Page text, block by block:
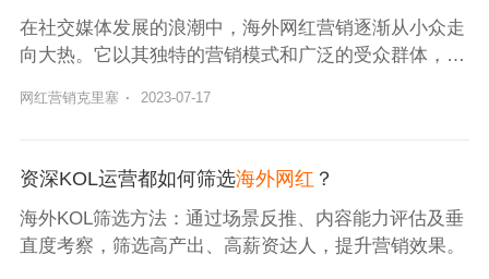
在社交媒体发展的浪潮中，海外网红营销逐渐从小众走
向大热。它以其独特的营销模式和广泛的受众群体，成
外网红营销从小众到大热的过程。
网红营销克里塞 · 2023-07-17
资深KOL运营都如何筛选海外网红 ？
海外KOL筛选方法：通过场景反推、内容能力评估及垂
直度考察，筛选高产出、高薪资达人，提升营销效果。